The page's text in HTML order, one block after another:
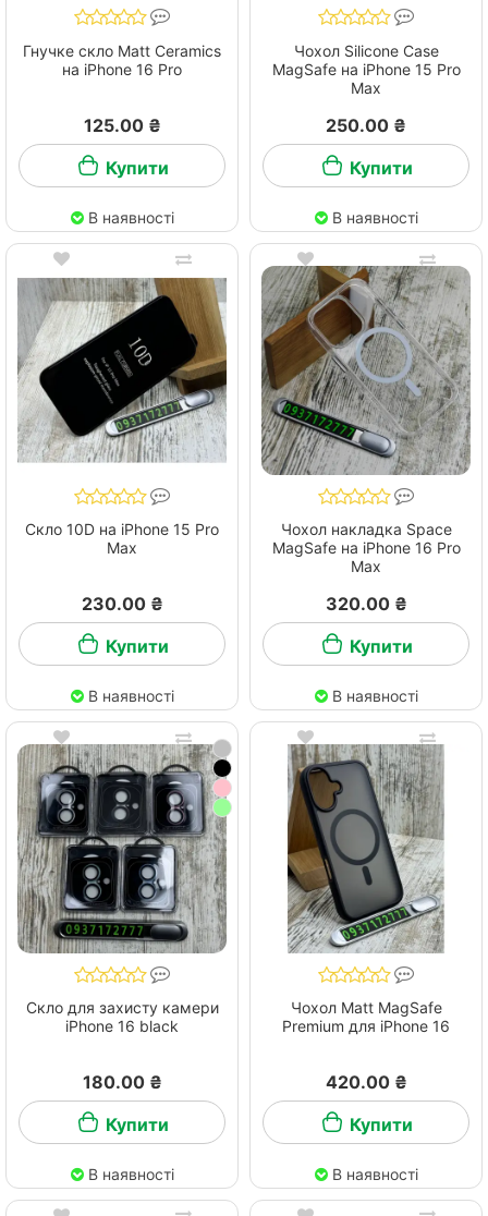
Гнучке скло Matt Ceramics
на iPhone 16 Pro
125.00 ₴
Купити
В наявності
Чохол Silicone Case
MagSafe на iPhone 15 Pro
Max
250.00 ₴
Купити
В наявності
Скло 10D на iPhone 15 Pro
Max
230.00 ₴
Купити
В наявності
Чохол накладка Space
MagSafe на iPhone 16 Pro
Max
320.00 ₴
Купити
В наявності
Скло для захисту камери
iPhone 16 black
180.00 ₴
Купити
В наявності
Чохол Matt MagSafe
Premium для iPhone 16
420.00 ₴
Купити
В наявності